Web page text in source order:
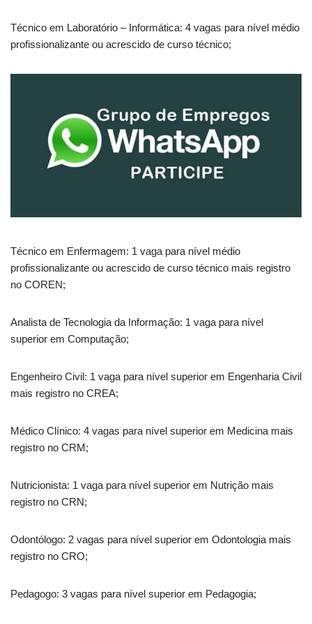
Técnico em Laboratório – Informática: 4 vagas para nível médio
profissionalizante ou acrescido de curso técnico;
Técnico em Enfermagem: 1 vaga para nível médio
profissionalizante ou acrescido de curso técnico mais registro
no COREN;
Analista de Tecnologia da Informação: 1 vaga para nível
superior em Computação;
Engenheiro Civil: 1 vaga para nível superior em Engenharia Civil
mais registro no CREA;
Médico Clínico: 4 vagas para nível superior em Medicina mais
registro no CRM;
Nutricionista: 1 vaga para nível superior em Nutrição mais
registro no CRN;
Odontólogo: 2 vagas para nível superior em Odontologia mais
registro no CRO;
Pedagogo: 3 vagas para nível superior em Pedagogia;